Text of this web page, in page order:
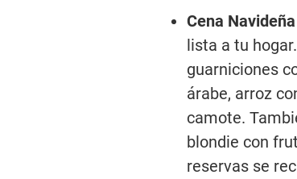
Cena Navideña
lista a tu
guarniciones
árabe, arroz
camote.
blondie con
reservas se